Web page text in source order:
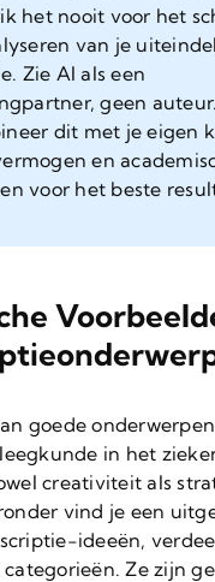
het nooit voor het
van je
Zie AI als een
geen auteur.
dit met je eigen
en
voor het beste
goede
in het
creativiteit als
vind je een
ideeën,
Ze zijn